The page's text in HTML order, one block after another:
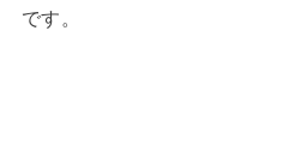
です。